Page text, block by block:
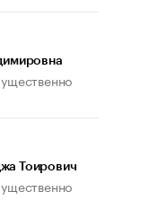
Как живет глава
Тоирович